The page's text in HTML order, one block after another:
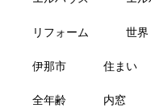
リフォーム 世界
伊那市 住まい
全年齢 内窓